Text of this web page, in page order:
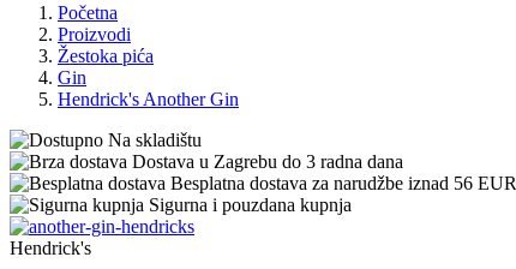
Početna
Proizvodi
Žestoka pića
Gin
Hendrick's Another Gin
Na skladištu
Dostava u Zagrebu do 3 radna dana
Besplatna dostava za narudžbe iznad 56 EUR
Sigurna i pouzdana kupnja
Hendrick's